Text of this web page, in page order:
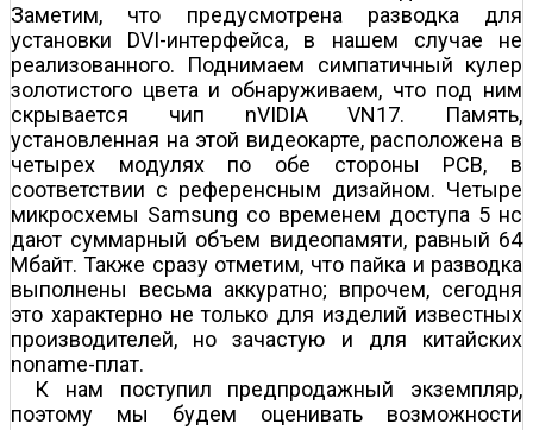
Заметим, что предусмотрена разводка для
установки DVI-интерфейса, в нашем случае не
реализованного. Поднимаем симпатичный кулер
золотистого цвета и обнаруживаем, что под ним
скрывается чип nVIDIA VN17. Память,
установленная на этой видеокарте, расположена в
четырех модулях по обе стороны PCB, в
соответствии с референсным дизайном. Четыре
микросхемы Samsung со временем доступа 5 нс
дают суммарный объем видеопамяти, равный 64
Мбайт. Также сразу отметим, что пайка и разводка
выполнены весьма аккуратно; впрочем, сегодня
это характерно не только для изделий известных
производителей, но зачастую и для китайских
noname-плат.
К нам поступил предпродажный экземпляр,
поэтому мы будем оценивать возможности